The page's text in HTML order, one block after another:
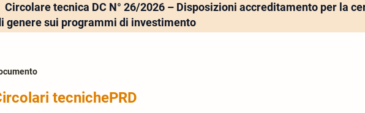
Circolare tecnica DC N° 26/2026 – Disposizioni accreditamento per la
genere sui programmi di investimento
tecnichePRD